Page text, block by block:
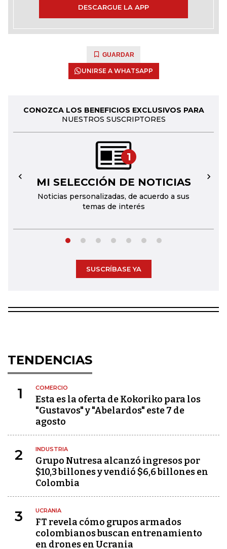
DESCARGUE LA APP
GUARDAR
UNIRSE A WHATSAPP
CONOZCA LOS BENEFICIOS EXCLUSIVOS PARA
NUESTROS SUSCRIPTORES
1
MI SELECCIÓN DE NOTICIAS
Noticias personalizadas, de acuerdo a sus
temas de interés
← →
SUSCRÍBASE YA
TENDENCIAS
1 COMERCIO
Esta es la oferta de Kokoriko para los
"Gustavos" y "Abelardos" este 7 de
agosto
2 INDUSTRIA
Grupo Nutresa alcanzó ingresos por
$10,3 billones y vendió $6,6 billones en
Colombia
3 UCRANIA
FT revela cómo grupos armados
colombianos buscan entrenamiento
en drones en Ucrania